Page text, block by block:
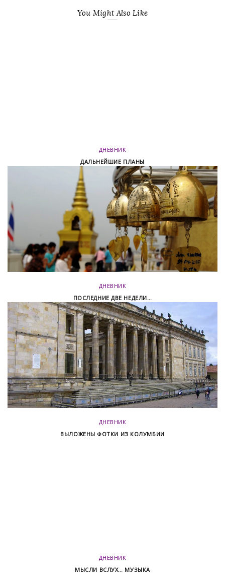
You Might Also Like
ДНЕВНИК
ДАЛЬНЕЙШИЕ ПЛАНЫ
ДНЕВНИК
ПОСЛЕДНИЕ ДВЕ НЕДЕЛИ…
ДНЕВНИК
ВЫЛОЖЕНЫ ФОТКИ ИЗ КОЛУМБИИ
ДНЕВНИК
МЫСЛИ ВСЛУХ… МУЗЫКА